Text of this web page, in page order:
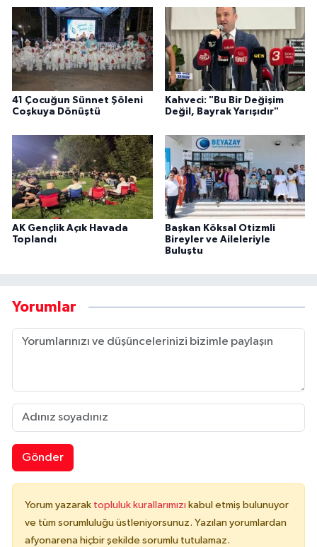
41 Çocuğun Sünnet Şöleni
Coşkuya Dönüştü
Kahveci: "Bu Bir Değişim
Değil, Bayrak Yarışıdır"
AK Gençlik Açık Havada
Toplandı
Başkan Köksal Otizmli
Bireyler ve Aileleriyle
Buluştu
Yorumlar
Gönder
Yorum yazarak topluluk kurallarımızı kabul etmiş bulunuyor
ve tüm sorumluluğu üstleniyorsunuz. Yazılan yorumlardan
afyonarena hiçbir şekilde sorumlu tutulamaz.